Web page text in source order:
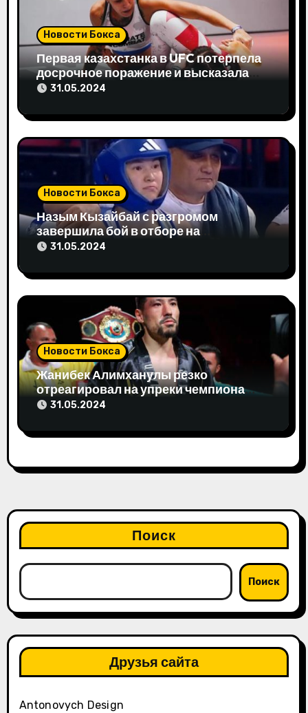
о
з
п
и
я
м
Новости Бокса
Первая казахстанка в UFC потерпела
досрочное поражение и высказала
свое мнение
31.05.2024
Новости Бокса
Назым Кызайбай с разгромом
завершила бой в отборе на
Олимпиаду-2024
31.05.2024
Новости Бокса
Жанибек Алимханулы резко
отреагировал на упреки чемпиона
мира
31.05.2024
Поиск
Поиск
Друзья сайта
Antonovych Design